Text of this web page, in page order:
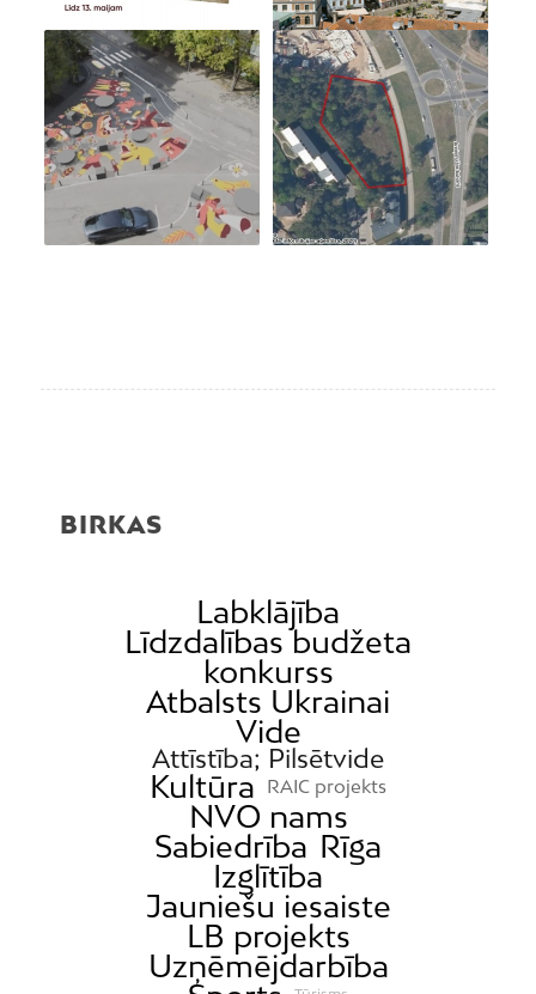
BIRKAS
Labklājība
Līdzdalības budžeta
konkurss
Atbalsts Ukrainai
Vide
Attīstība; Pilsētvide
Kultūra RAIC projekts
NVO nams
Sabiedrība Rīga
Izglītība
Jauniešu iesaiste
LB projekts
Uzņēmējdarbība